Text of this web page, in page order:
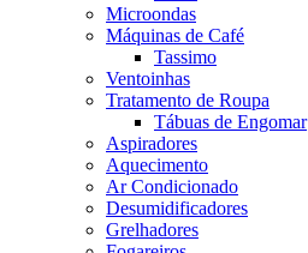
Microondas
Máquinas de Café
Tassimo
Ventoinhas
Tratamento de Roupa
Tábuas de Engomar
Aspiradores
Aquecimento
Ar Condicionado
Desumidificadores
Grelhadores